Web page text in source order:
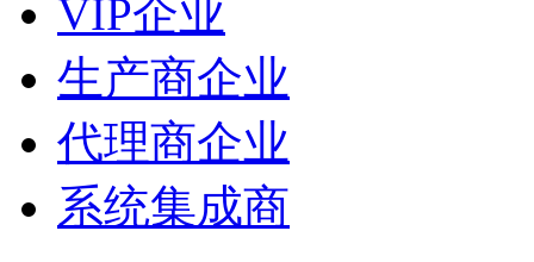
VIP企业
生产商企业
代理商企业
系统集成商